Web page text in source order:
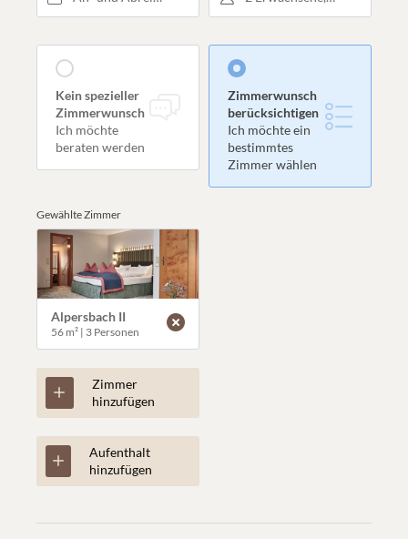
Kein spezieller
Zimmerwunsch
Ich möchte
beraten werden
Zimmerwunsch
berücksichtigen
Ich möchte ein
bestimmtes
Zimmer wählen
Gewählte Zimmer
Alpersbach II
56 m² | 3 Personen
Zimmer
hinzufügen
Aufenthalt
hinzufügen